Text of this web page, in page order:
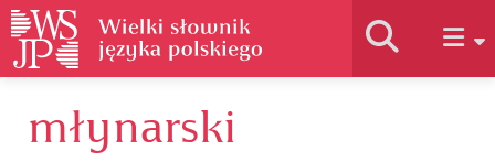
Historia słownika
młynarski